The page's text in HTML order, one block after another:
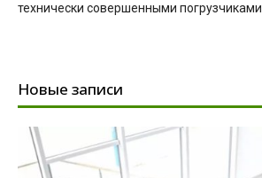
технически совершенными погрузчиками.
Новые записи